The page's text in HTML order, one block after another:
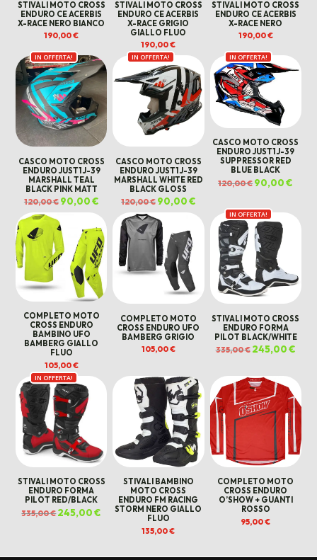
STIVALI MOTO CROSS
ENDURO CE ACERBIS
X-RACE NERO BIANCO
190,00€
STIVALI MOTO CROSS
ENDURO CE ACERBIS
X-RACE GRIGIO
GIALLO FLUO
190,00€
STIVALI MOTO CROSS
ENDURO CE ACERBIS
X-RACE NERO
190,00€
IN OFFERTA!
CASCO MOTO CROSS
ENDURO JUST1 J-39
MARSHALL TEAL
BLACK PINK MATT
120,00€ Il
prezzo
originale
era:
120,00 €.
90,00€Il
prezzo
attuale
è:
90,00 €.
IN OFFERTA!
CASCO MOTO CROSS
ENDURO JUST1 J-39
MARSHALL WHITE RED
BLACK GLOSS
120,00€ Il
prezzo
originale
era:
120,00 €.
90,00€Il
prezzo
attuale
è:
90,00 €.
IN OFFERTA!
CASCO MOTO CROSS
ENDURO JUST1 J-39
SUPPRESSOR RED
BLUE BLACK
120,00€ Il
prezzo
120,00 €.
90,00€
COMPLETO MOTO
CROSS ENDURO
BAMBINO UFO
BAMBERG GIALLO
FLUO
105,00€
COMPLETO MOTO
CROSS ENDURO UFO
BAMBERG GRIGIO
105,00€
IN OFFERTA!
STIVALI MOTO CROSS
ENDURO FORMA
PILOT BLACK/WHITE
335,00€ Il
prezzo
335,00 €.
245,00€Il
IN OFFERTA!
STIVALI MOTO CROSS
ENDURO FORMA
PILOT RED/BLACK
335,00€Il
prezzo
245,00€
STIVALI BAMBINO
MOTO CROSS
ENDURO FM RACING
STORM NERO GIALLO
FLUO
135,00€
COMPLETO MOTO
CROSS ENDURO
O’SHOW + GUANTI
ROSSO
95,00€